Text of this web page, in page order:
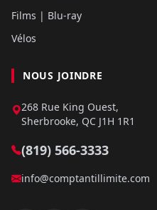
Films | Blu-ray
Vélos
NOUS JOINDRE
268 Rue King Ouest,
Sherbrooke, QC J1H 1R1
(819) 566-3333
info@comptantillimite.com